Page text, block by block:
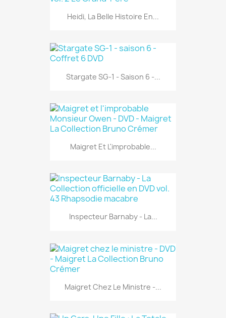
Heidi, La Belle Histoire En...
Stargate SG-1 - Saison 6 -...
Maigret Et L'improbable...
Inspecteur Barnaby - La...
Maigret Chez Le Ministre -...